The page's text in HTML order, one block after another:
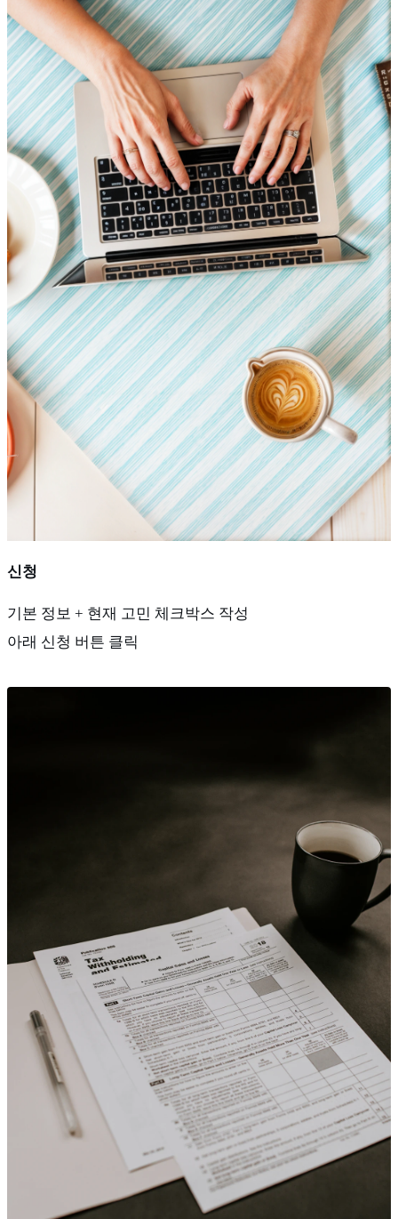
신청
기본 정보 + 현재 고민 체크박스 작성
아래 신청 버튼 클릭